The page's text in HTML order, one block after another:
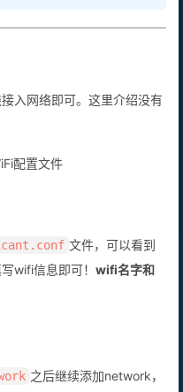
入网络即可。这里介绍没有
配置文件
文件，可以看到
wifi信息即可！ wifi名字和
之后继续添加network，